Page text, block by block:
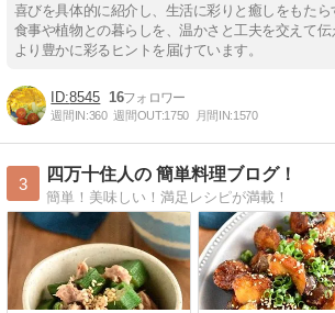
喜びを具体的に紹介し、生活に彩りと癒しをもた
食事や植物との暮らしを、温かさと工夫を交えて
より豊かに彩るヒントを届けています。
8545 16
週間IN:360 週間OUT:1750 月間IN:1570
3
四万十住人の 簡単料理ブログ！
簡単！美味しい！満足レシピが満載！